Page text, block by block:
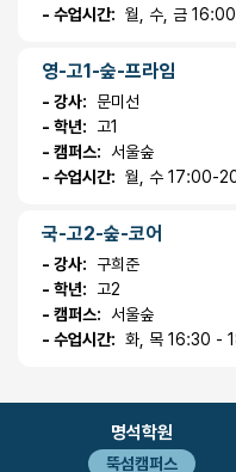
- 수업시간: 월, 수, 금
영-고1-숲-프라임
- 강사: 문미선
- 학년:
고1
- 캠퍼스:
서울숲
- 수업시간: 월, 수 17:00-
국-고2-숲-코어
- 강사:
구희준
- 학년:
고2
- 캠퍼스:
서울숲
- 수업시간: 화, 목 16:30 -
명석학원
뚝섬캠퍼스